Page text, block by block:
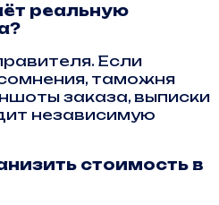
реальную
Если
таможня
заказа, выписки
независимую
стоимость в